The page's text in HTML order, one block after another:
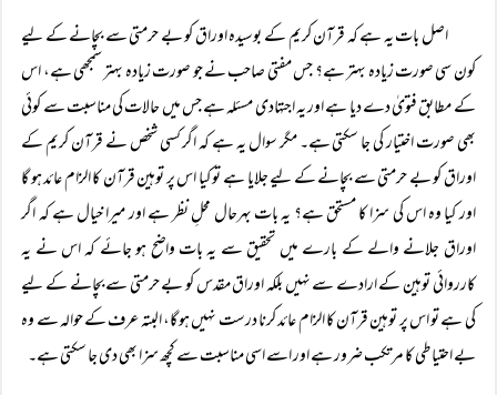
اصل بات یہ ہے کہ قرآن کریم کے بوسیدہ اوراق کو بے حرمتی سے بچانے کے لیے
کون سی صورت زیادہ بہتر ہے؟ جس مفتی صاحب نے جو صورت زیادہ بہتر سمجھی ہے، اس
کے مطابق فتویٰ دے دیا ہے اور یہ اجتہادی مسئلہ ہے جس میں حالات کی مناسبت سے کوئی
بھی صورت اختیار کی جا سکتی ہے۔ مگر سوال یہ ہے کہ اگر کسی شخص نے قرآن کریم کے
اوراق کو بے حرمتی سے بچانے کے لیے جلایا ہے تو کیا اس پر توہین قرآن کا الزام عائد ہو گا
اور کیا وہ اس کی سزا کا مستحق ہے؟ یہ بات بہرحال محلِ نظر ہے اور میرا خیال ہے کہ اگر
اوراق جلانے والے کے بارے میں تحقیق سے یہ بات واضح ہو جائے کہ اس نے یہ
کارروائی توہین کے ارادے سے نہیں بلکہ اوراق مقدس کو بے حرمتی سے بچانے کے لیے
کی ہے تو اس پر توہین قرآن کا الزام عائد کرنا درست نہیں ہو گا، البتہ عرف کے حوالہ سے وہ
بے احتیاطی کا مرتکب ضرور ہے اور اسے اسی مناسبت سے کچھ سزا بھی دی جا سکتی ہے۔